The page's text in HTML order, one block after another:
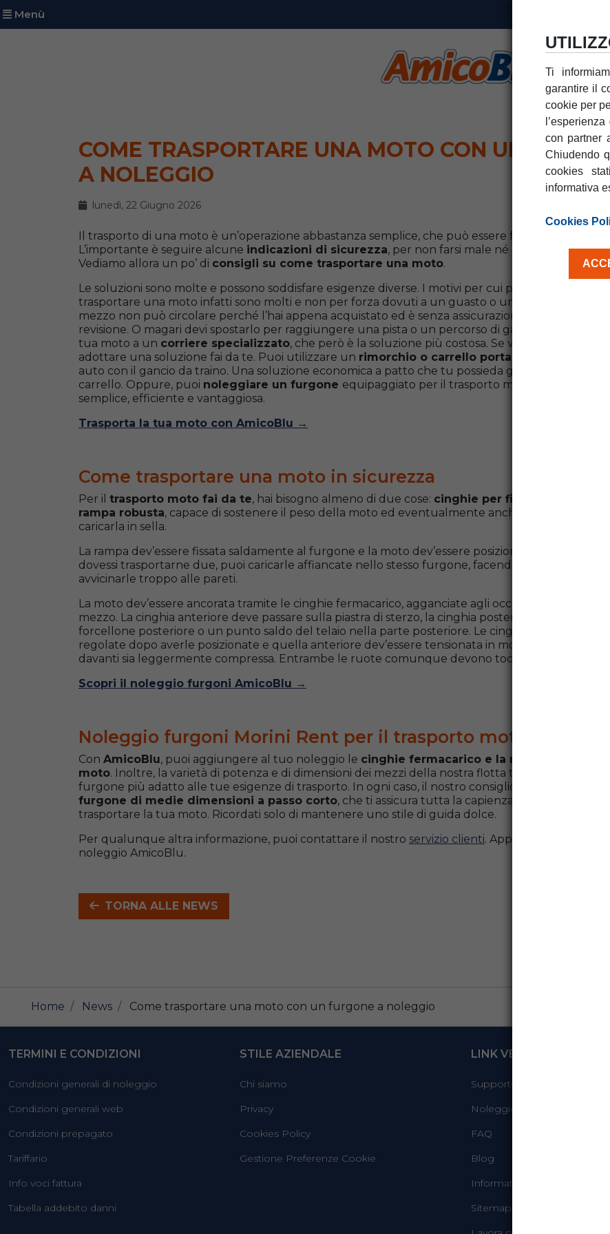
Menù
COME TRASPORTARE UNA MOTO CON UN
A NOLEGGIO
lunedì, 22 Giugno 2026
Il trasporto di una moto è un’operazione abbastanza semplice, che può essere fatta anche in
L’importante è seguire alcune indicazioni di sicurezza, per non farsi male né danneggiare il
Vediamo allora un po’ di consigli su come trasportare una moto.
Le soluzioni sono molte e possono soddisfare esigenze diverse. I motivi per cui potresti aver
trasportare una moto infatti sono molti e non per forza dovuti a un guasto o un incidente. Magari
mezzo non può circolare perché l’hai appena acquistato ed è senza assicurazione, oppure senza
revisione. O magari devi spostarlo per raggiungere una pista o un percorso di gara. Potresti
tua moto a un corriere specializzato, che però è la soluzione più costosa. Se vuoi risparmiare
adottare una soluzione fai da te. Puoi utilizzare un rimorchio o carrello portamoto
auto con il gancio da traino. Una soluzione economica a patto che tu possieda già un rimorchio o
carrello. Oppure, puoi noleggiare un furgone equipaggiato per il trasporto moto: la strada più
semplice, efficiente e vantaggiosa.
Trasporta la tua moto con AmicoBlu →
Come trasportare una moto in sicurezza
Per il trasporto moto fai da te, hai bisogno almeno di due cose: cinghie per fissare il mezzo e
rampa robusta, capace di sostenere il peso della moto ed eventualmente anche il tuo, se pensi di
caricarla in sella.
La rampa dev’essere fissata saldamente al furgone e la moto dev’essere posizionata al centro. Se
dovessi trasportarne due, puoi caricarle affiancate nello stesso furgone, facendo però attenzione
avvicinarle troppo alle pareti.
La moto dev’essere ancorata tramite le cinghie fermacarico, agganciate agli occhielli sul
mezzo. La cinghia anteriore deve passare sulla piastra di sterzo, la cinghia posteriore attraverso il
forcellone posteriore o un punto saldo del telaio nella parte posteriore. Le cinghie devono essere
regolate dopo averle posizionate e quella anteriore dev’essere tensionata in modo che la forcella
davanti sia leggermente compressa. Entrambe le ruote comunque devono toccare il pianale.
Scopri il noleggio furgoni AmicoBlu →
Noleggio furgoni Morini Rent per il trasporto moto
Con AmicoBlu, puoi aggiungere al tuo noleggio le cinghie fermacarico e la rampa per il
moto. Inoltre, la varietà di potenza e di dimensioni dei mezzi della nostra flotta ti permette di
furgone più adatto alle tue esigenze di trasporto. In ogni caso, il nostro consiglio è di puntare su
furgone di medie dimensioni a passo corto, che ti assicura tutta la capienza che ti serve per
trasportare la tua moto. Ricordati solo di mantenere uno stile di guida dolce.
Per qualunque altra informazione, puoi contattare il nostro servizio clienti. Approfitta subito del
noleggio AmicoBlu.
TORNA ALLE NEWS
Home News Come trasportare una moto con un furgone a noleggio
TERMINI E CONDIZIONI
Condizioni generali di noleggio
Condizioni generali web
Condizioni prepagato
Tariffario
Info voci fattura
Tabella addebito danni
STILE AZIENDALE
Chi siamo
Privacy
Cookies Policy
Gestione Preferenze Cookie
LINK VELOCI
Supporto
Noleggio sicuro
FAQ
Blog
Informativa Whistleblowing
Sitemap
Ti
garantire il
cookie per
con partner
Chiudendo
cookies
informativa
Cookies